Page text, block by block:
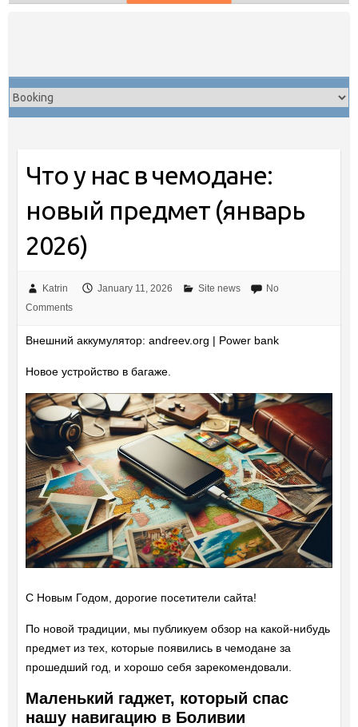
Что у нас в чемодане:
новый предмет (январь
2026)
Katrin January 11, 2026 Site news
No
Comments
Внешний аккумулятор: andreev.org | Power bank
Новое устройство в багаже.
С Новым Годом, дорогие посетители сайта!
По новой традиции, мы публикуем обзор на какой-нибудь
предмет из тех, которые появились в чемодане за
прошедший год, и хорошо себя зарекомендовали.
Маленький гаджет, который спас
нашу навигацию в Боливии